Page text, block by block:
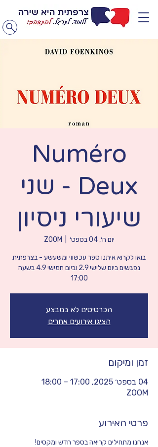
Numéro
Deux - שני
שיעורי ניסיון
יום ה׳, 04 בספט׳ ZOOM
נפגשים ביום שלישי 2.9 וביום חמישי 4.9 בשעה
17:00
הכרטיסים לא במבצע
הציגו אירועים אחרים
זמן ומיקום
04 בספט׳ 2025, 17:00 – 18:00
ZOOM
פרטי האירוע
אנחנו מתחילים קריאה בספר חדש ומקסים!